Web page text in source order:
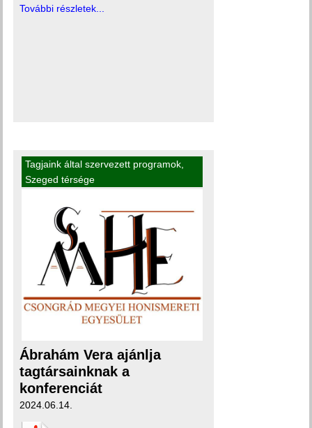
További részletek...
Tagjaink által szervezett programok
Szeged térsége
Ábrahám Vera ajánlja
tagtársainknak a
konferenciát
2024.06.14.